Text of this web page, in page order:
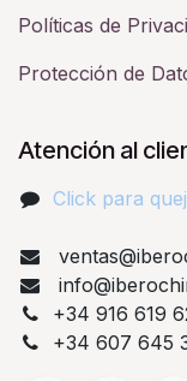
Políticas de
Protección de
Atención al
Click para
+34 916 619
+34 607 645